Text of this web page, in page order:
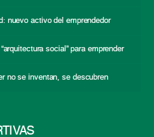
nuevo activo del emprendedor
social” para emprender
no se inventan, se descubren